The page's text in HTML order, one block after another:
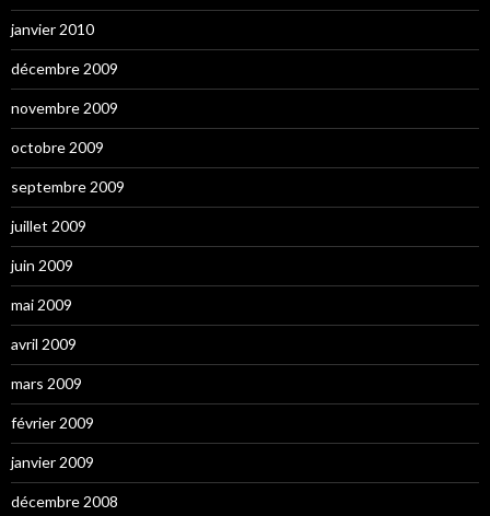
janvier 2010
décembre 2009
novembre 2009
octobre 2009
septembre 2009
juillet 2009
juin 2009
mai 2009
avril 2009
mars 2009
février 2009
janvier 2009
décembre 2008